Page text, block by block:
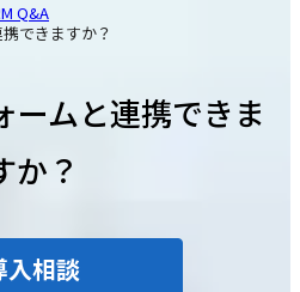
Q&A
できますか？
ームと連携できま
か？
入相談